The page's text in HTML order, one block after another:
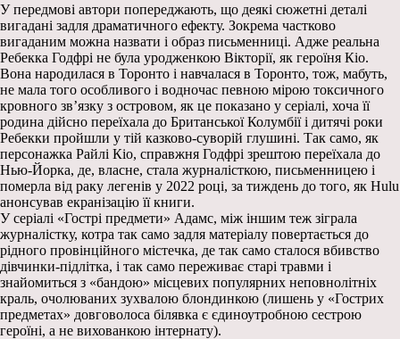
У передмові автори попереджають, що деякі сюжетні деталі
вигадані задля драматичного ефекту. Зокрема частково
вигаданим можна назвати і образ письменниці. Адже реальна
Ребекка Годфрі не була уродженкою Вікторії, як героїня Кіо.
Вона народилася в Торонто і навчалася в Торонто, тож, мабуть,
не мала того особливого і водночас певною мірою токсичного
кровного зв’язку з островом, як це показано у серіалі, хоча її
родина дійсно переїхала до Британської Колумбії і дитячі роки
Ребекки пройшли у тій казково-суворій глушині. Так само, як
персонажка Райлі Кіо, справжня Годфрі зрештою переїхала до
Нью-Йорка, де, власне, стала журналісткою, письменницею і
померла від раку легенів у 2022 році, за тиждень до того, як Hulu
анонсував екранізацію її книги.
У серіалі «Гострі предмети» Адамс, між іншим теж зіграла
журналістку, котра так само задля матеріалу повертається до
рідного провінційного містечка, де так само сталося вбивство
дівчинки-підлітка, і так само переживає старі травми і
знайомиться з «бандою» місцевих популярних неповнолітніх
краль, очолюваних зухвалою блондинкою (лишень у «Гострих
предметах» довговолоса білявка є єдиноутробною сестрою
героїні, а не вихованкою інтернату).